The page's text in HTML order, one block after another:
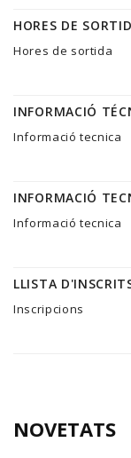
HORES DE
Hores de sortida
INFORMACIÓ
Informació tecnica
INFORMACIÓ
Informació tecnica
LLISTA
Inscripcions
NOVETATS